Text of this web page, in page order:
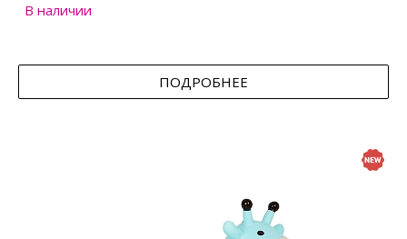
В наличии
ПОДРОБНЕЕ